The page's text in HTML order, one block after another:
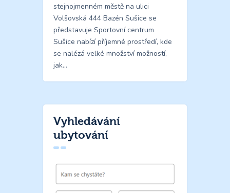
stejnojmenném městě na ulici
Volšovská 444 Bazén Sušice se
představuje Sportovní centrum
Sušice nabízí příjemné prostředí, kde
se nalézá velké množství možností,
jak…
Vyhledávání
ubytování